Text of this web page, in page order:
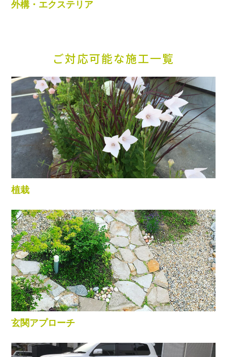
外構・エクステリア
ご対応可能な施工一覧
植栽
玄関アプローチ